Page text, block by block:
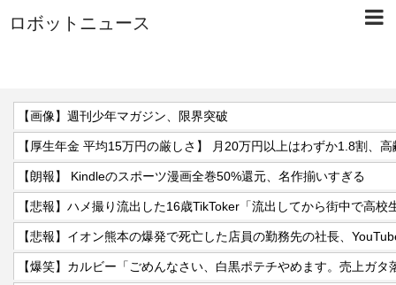
ロボットニュース
【画像】週刊少年マガジン、限界突破
【朗報】 Kindleのスポーツ漫画全巻50%還元、名作揃いすぎる
【悲報】ハメ撮り流出した16歳TikToker「流出してから街中で高校
【爆笑】カルビー「ごめんなさい、白黒ポテチやめます。売上ガ